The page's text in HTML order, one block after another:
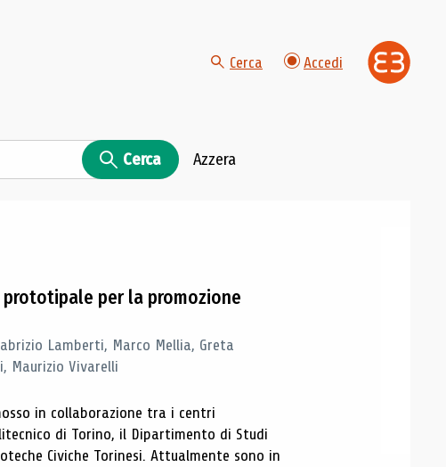
Cerca Accedi
Cerca Azzera
prototipale per la promozione
Lamberti, Marco Mellia, Greta
Maurizio Vivarelli
in collaborazione tra i centri
di Torino, il Dipartimento di Studi
Civiche Torinesi. Attualmente sono in